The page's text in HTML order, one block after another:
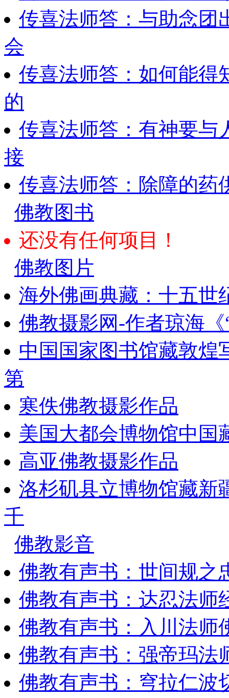
传喜法师答：与助念团
会
传喜法师答：如何能得
的
传喜法师答：有神要与
接
传喜法师答：除障的药
佛教图书
还没有任何项目！
佛教图片
海外佛画典藏：十五世
佛教摄影网-作者琼海
中国国家图书馆藏敦煌
第
寒佚佛教摄影作品
美国大都会博物馆中国
高亚佛教摄影作品
洛杉矶县立博物馆藏新
千
佛教影音
佛教有声书：世间规
佛教有声书：达忍法师
佛教有声书：入川法师
佛教有声书：强帝玛法
佛教有声书：穹拉仁波